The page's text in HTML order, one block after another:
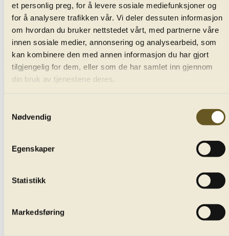
et personlig preg, for å levere sosiale mediefunksjoner og
for å analysere trafikken vår. Vi deler dessuten informasjon
om hvordan du bruker nettstedet vårt, med partnerne våre
innen sosiale medier, annonsering og analysearbeid, som
kan kombinere den med annen informasjon du har gjort
tilgjengelig for dem, eller som de har samlet inn gjennom
din bruk av tjenestene deres.
Nødvendig
Egenskaper
Statistikk
Markedsføring
foran Zarathustra. Kvinnestemmene bryter inn og
blander seg inn med fungerte motstemmer (for ikke å
si motargumenter), før kontraalten avbryter, og tviler
på Zarathustras trofasthet. Så ringer en gammel
klokke, og bassene fyller lydbildet med sin høytidelige
«Midnattsang.» Livet og Zarathustra ser på hverandre,
og Zarathustra forflytter seg til et mørkere sted,
ransakelse.
Nattsangen skal ha vært stykkets opprinnelse, og her
flyter en hymne langsomt av gårde med en nesten